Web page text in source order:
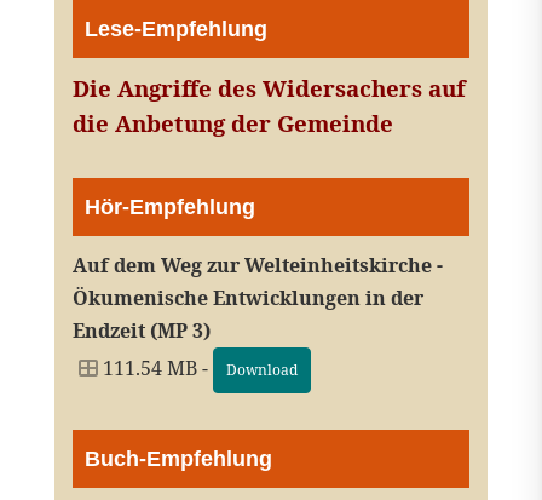
Lese-Empfehlung
Die Angriffe des Widersachers auf
die Anbetung der Gemeinde
Hör-Empfehlung
Auf dem Weg zur Welteinheitskirche -
Ökumenische Entwicklungen in der
Endzeit (MP 3)
111.54 MB -
Download
Buch-Empfehlung